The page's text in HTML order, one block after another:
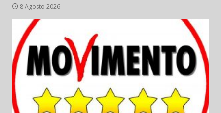
8 Agosto 2026